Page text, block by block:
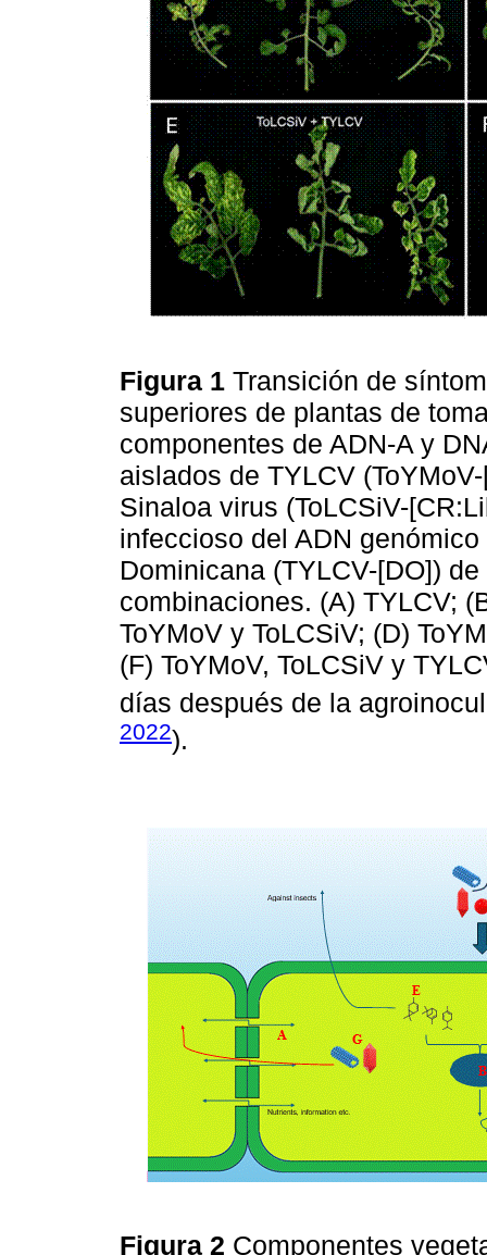
Figura 1 Transición de
superiores de plantas de
componentes de ADN-A y
aislados de TYLCV
Sinaloa virus (ToLCSiV-
infeccioso del ADN
Dominicana (TYLCV-[DO])
combinaciones. (A) TYLCV;
ToYMoV y ToLCSiV; (D)
(F) ToYMoV, ToLCSiV y
días después de la
2022).
Figura 2 Componentes